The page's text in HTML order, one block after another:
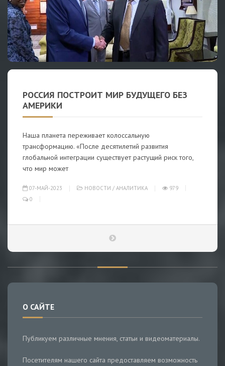
РОССИЯ ПОСТРОИТ МИР БУДУЩЕГО БЕЗ
АМЕРИКИ
Наша планета переживает колоссальную
трансформацию. «После десятилетий развития
глобальной интеграции существует растущий риск того,
что мир может
07-МАЙ-2023 НОВОСТИ / АНАЛИТИКА
979
0
О САЙТЕ
Публикуем различные мнения, статьи и видеоматериалы.
Посетителям нашего сайта предоставляем возможность